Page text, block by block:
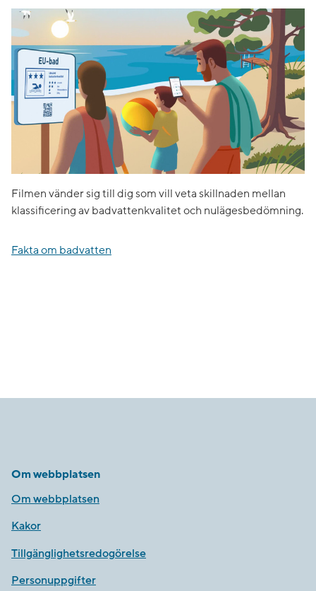
Filmen vänder sig till dig som vill veta skillnaden mellan
klassificering av badvattenkvalitet och nulägesbedömning.
Fakta om badvatten
Om webbplatsen
Om webbplatsen
Kakor
Tillgänglighetsredogörelse
Personuppgifter